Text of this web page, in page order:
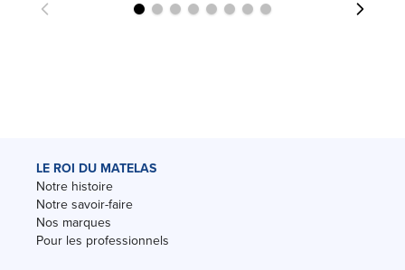
LE ROI DU MATELAS
Notre histoire
Notre savoir-faire
Nos marques
Pour les professionnels